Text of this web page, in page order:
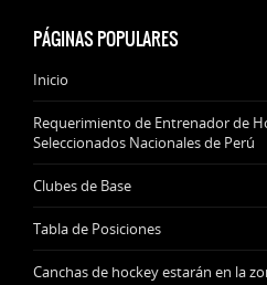
PÁGINAS POPULARES
Inicio
Requerimiento de Entrenador de
Seleccionados Nacionales de Perú
Clubes de Base
Tabla de Posiciones
Canchas de hockey estarán en la